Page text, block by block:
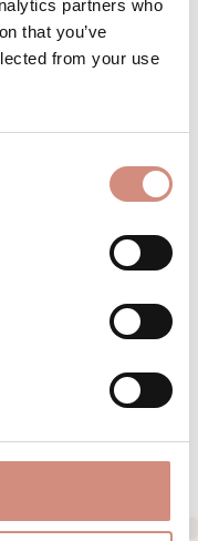
partners who
that you’ve
from your use
möchten dir